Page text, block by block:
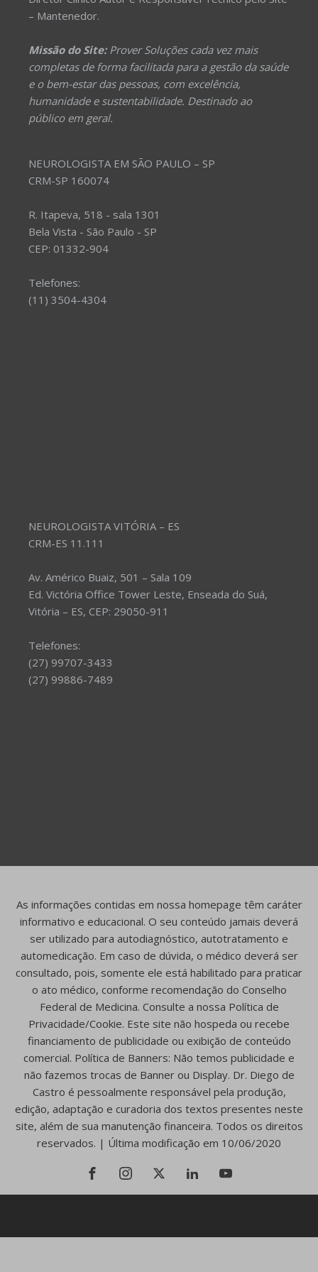
– Mantenedor.
Missão do Site:Prover Soluções cada vez mais
completas de forma facilitada para a gestão da saúde
e o bem-estar das pessoas, com excelência,
humanidade e sustentabilidade. Destinado ao
público em geral.
NEUROLOGISTA EM SÃO PAULO – SP
CRM-SP 160074
R. Itapeva, 518 - sala 1301
Bela Vista - São Paulo - SP
CEP: 01332-904
Telefones:
(11) 3504-4304
NEUROLOGISTA VITÓRIA – ES
CRM-ES 11.111
Av. Américo Buaiz, 501 – Sala 109
Ed. Victória Office Tower Leste, Enseada do Suá,
Vitória – ES, CEP: 29050-911
Telefones:
(27) 99707-3433
(27) 99886-7489
As informações contidas em nossa homepage têm caráter
informativo e educacional. O seu conteúdo jamais deverá
ser utilizado para autodiagnóstico, autotratamento e
automedicação. Em caso de dúvida, o médico deverá ser
consultado, pois, somente ele está habilitado para praticar
o ato médico, conforme recomendação do Conselho
Federal de Medicina. Consulte a nossa Política de
Privacidade/Cookie. Este site não hospeda ou recebe
financiamento de publicidade ou exibição de conteúdo
comercial. Política de Banners: Não temos publicidade e
não fazemos trocas de Banner ou Display. Dr. Diego de
Castro é pessoalmente responsável pela produção,
edição, adaptação e curadoria dos textos presentes neste
site, além de sua manutenção financeira. Todos os direitos
reservados. | Última modificação em 10/06/2020